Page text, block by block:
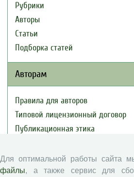
Рубрики
Авторы
Статьи
Подборка статей
Авторам
Правила для авторов
Типовой лицензионный договор
Публикационная этика
Авторские права
Для оптимальной работы сайта
файлы, а также сервис для